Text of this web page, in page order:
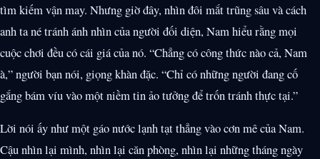
tìm kiếm vận may. Nhưng giờ đây, nhìn đôi mắt trũng sâu và cách
anh ta né tránh ánh nhìn của người đối diện, Nam hiểu rằng mọi
cuộc chơi đều có cái giá của nó. “Chẳng có công thức nào cả, Nam
à,” người bạn nói, giọng khàn đặc. “Chỉ có những người đang cố
gắng bám víu vào một niềm tin ảo tưởng để trốn tránh thực tại.”
Lời nói ấy như một gáo nước lạnh tạt thẳng vào cơn mê của Nam.
Cậu nhìn lại mình, nhìn lại căn phòng, nhìn lại những tháng ngày